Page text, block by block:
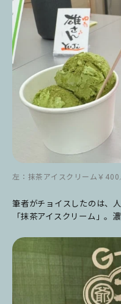
左：抹茶アイスクリーム￥
筆者がチョイスしたのは、
「抹茶アイスクリーム」